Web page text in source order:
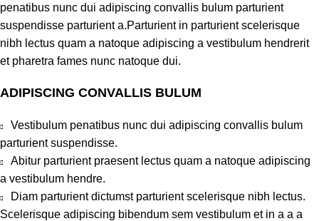
penatibus nunc dui adipiscing convallis bulum parturient
suspendisse parturient a.Parturient in parturient scelerisque
nibh lectus quam a natoque adipiscing a vestibulum hendrerit
et pharetra fames nunc natoque dui.
ADIPISCING CONVALLIS BULUM
Vestibulum penatibus nunc dui adipiscing convallis bulum
parturient suspendisse.
Abitur parturient praesent lectus quam a natoque adipiscing
a vestibulum hendre.
Diam parturient dictumst parturient scelerisque nibh lectus.
Scelerisque adipiscing bibendum sem vestibulum et in a a a